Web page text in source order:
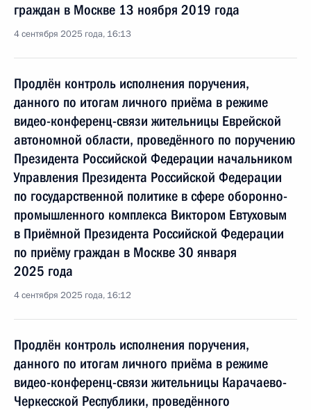
граждан в Москве 13 ноября 2019 года
4 сентября 2025 года, 16:13
Продлён контроль исполнения поручения,
данного по итогам личного приёма в режиме
видео-конференц-связи жительницы Еврейской
автономной области, проведённого по поручению
Президента Российской Федерации начальником
Управления Президента Российской Федерации
по государственной политике в сфере оборонно-
промышленного комплекса Виктором Евтуховым
в Приёмной Президента Российской Федерации
по приёму граждан в Москве 30 января
2025 года
4 сентября 2025 года, 16:12
Продлён контроль исполнения поручения,
данного по итогам личного приёма в режиме
видео-конференц-связи жительницы Карачаево-
Черкесской Республики, проведённого